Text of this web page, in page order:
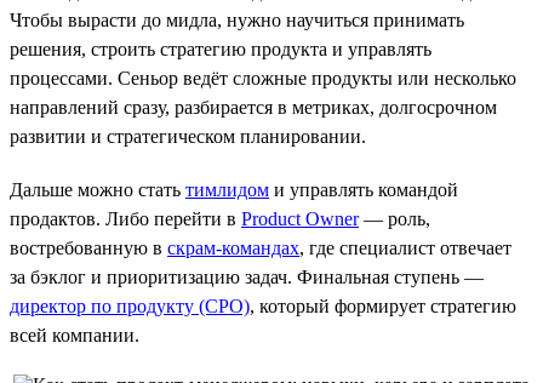
Чтобы вырасти до мидла, нужно научиться принимать
решения, строить стратегию продукта и управлять
процессами. Сеньор ведёт сложные продукты или несколько
направлений сразу, разбирается в метриках, долгосрочном
развитии и стратегическом планировании.
Дальше можно стать тимлидом и управлять командой
продактов. Либо перейти в Product Owner— роль,
востребованную в скрам-командах, где специалист отвечает
за бэклог и приоритизацию задач. Финальная ступень —
директор по продукту (CPO), который формирует стратегию
всей компании.